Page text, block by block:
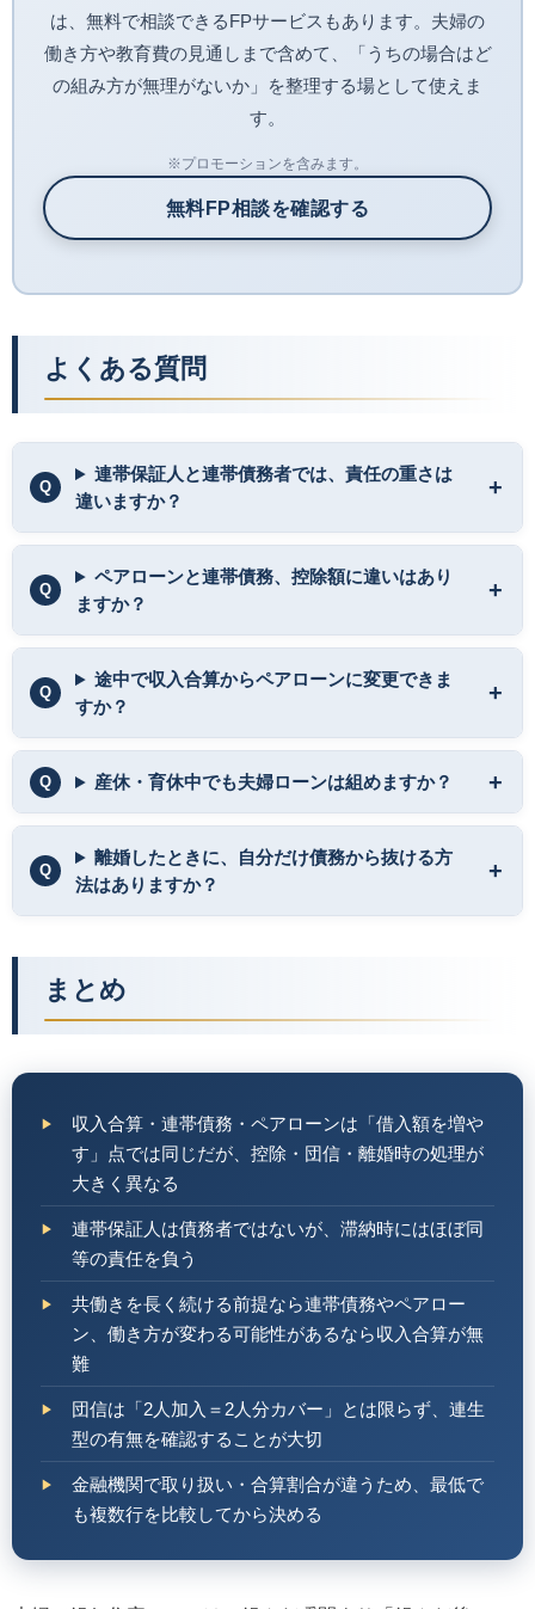
は、無料で相談できるFPサービスもあります。夫婦の
働き方や教育費の見通しまで含めて、「うちの場合はど
の組み方が無理がないか」を整理する場として使えま
す。
※プロモーションを含みます。
無料FP相談を確認する
よくある質問
連帯保証人と連帯債務者では、責任の重さは
違いますか？
ペアローンと連帯債務、控除額に違いはあり
ますか？
途中で収入合算からペアローンに変更できま
すか？
産休・育休中でも夫婦ローンは組めますか？
離婚したときに、自分だけ債務から抜ける方
法はありますか？
まとめ
収入合算・連帯債務・ペアローンは「借入額を増や
す」点では同じだが、控除・団信・離婚時の処理が
大きく異なる
連帯保証人は債務者ではないが、滞納時にはほぼ同
等の責任を負う
共働きを長く続ける前提なら連帯債務やペアロー
ン、働き方が変わる可能性があるなら収入合算が無
難
団信は「2人加入＝2人分カバー」とは限らず、連生
型の有無を確認することが大切
金融機関で取り扱い・合算割合が違うため、最低で
も複数行を比較してから決める